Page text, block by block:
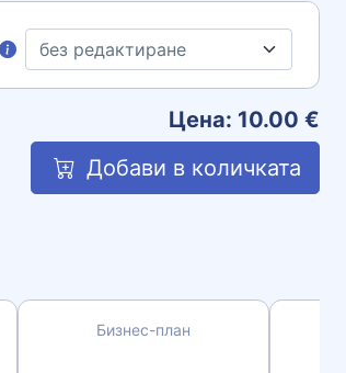
Цена: 10.00 €
Добави в количката
Бизнес-план